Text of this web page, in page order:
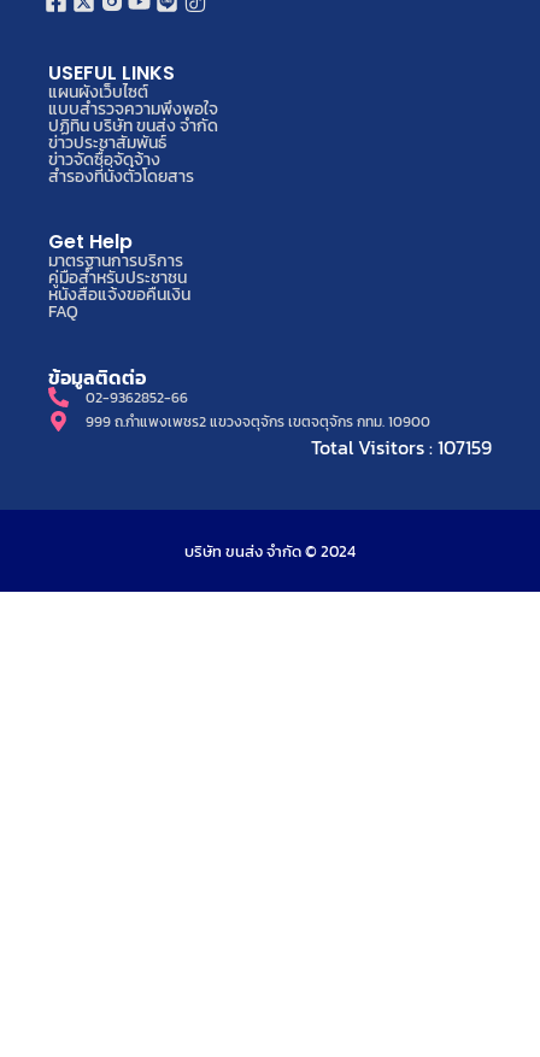
USEFUL LINKS
แผนผังเว็บไซต์
แบบสำรวจความพึงพอใจ
ปฏิทิน บริษัท ขนส่ง จำกัด
ข่าวประชาสัมพันธ์
ข่าวจัดซื้อจัดจ้าง
สำรองที่นั่งตั๋วโดยสาร
Get Help
มาตรฐานการบริการ
คู่มือสำหรับประชาชน
หนังสือแจ้งขอคืนเงิน
FAQ
ข้อมูลติดต่อ
02-9362852-66
999 ถ.กำแพงเพชร2 แขวงจตุจักร เขตจตุจักร กทม. 10900
Total Visitors : 107159
บริษัท ขนส่ง จำกัด © 2024